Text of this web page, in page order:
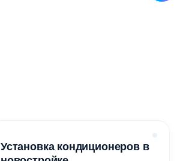
Установка кондиционеров в